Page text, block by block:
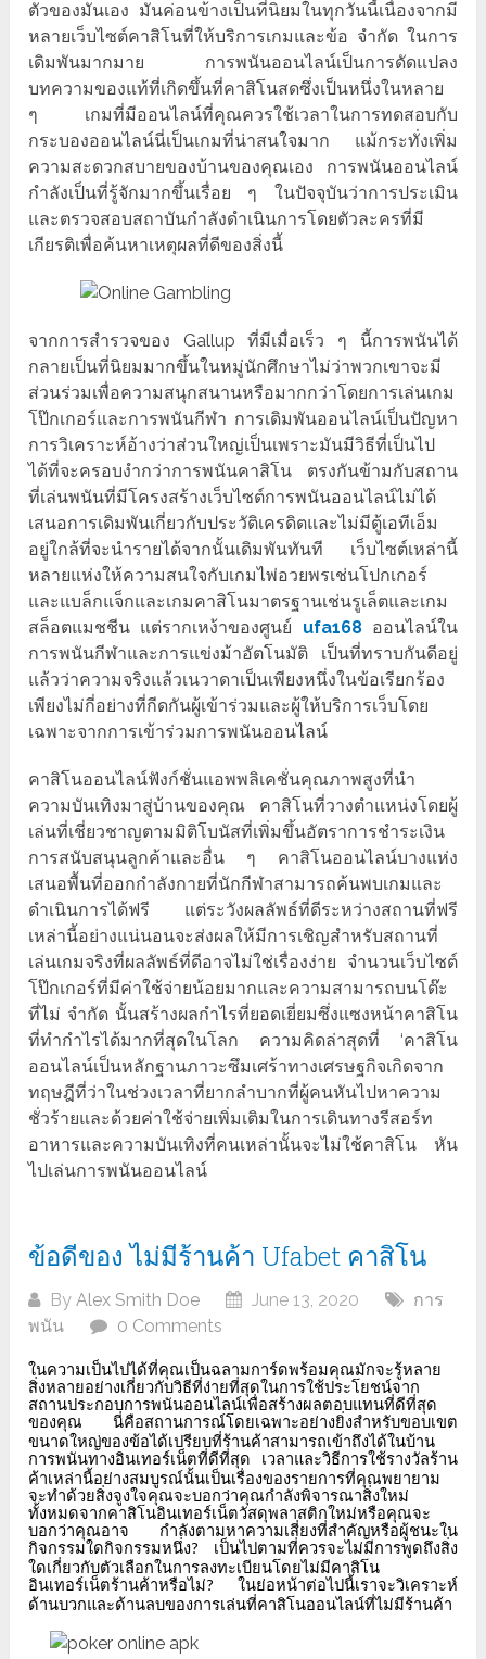
ตัวของมันเอง มันค่อนข้างเป็นที่นิยมในทุกวันนี้เนื่องจากมี
หลายเว็บไซต์คาสิโนที่ให้บริการเกมและข้อ จำกัด ในการ
เดิมพันมากมาย การพนันออนไลน์เป็นการดัดแปลง
บทความของแท้ที่เกิดขึ้นที่คาสิโนสดซึ่งเป็นหนึ่งในหลาย
ๆ เกมที่มีออนไลน์ที่คุณควรใช้เวลาในการทดสอบกับ
กระบองออนไลน์นี่เป็นเกมที่น่าสนใจมาก แม้กระทั่งเพิ่ม
ความสะดวกสบายของบ้านของคุณเอง การพนันออนไลน์
กำลังเป็นที่รู้จักมากขึ้นเรื่อย ๆ ในปัจจุบันว่าการประเมิน
และตรวจสอบสถาบันกำลังดำเนินการโดยตัวละครที่มี
เกียรติเพื่อค้นหาเหตุผลที่ดีของสิ่งนี้
จากการสำรวจของ Gallup ที่มีเมื่อเร็ว ๆ นี้การพนันได้
กลายเป็นที่นิยมมากขึ้นในหมู่นักศึกษาไม่ว่าพวกเขาจะมี
ส่วนร่วมเพื่อความสนุกสนานหรือมากกว่าโดยการเล่นเกม
โป๊กเกอร์และการพนันกีฬา การเดิมพันออนไลน์เป็นปัญหา
การวิเคราะห์อ้างว่าส่วนใหญ่เป็นเพราะมันมีวิธีที่เป็นไป
ได้ที่จะครอบงำกว่าการพนันคาสิโน ตรงกันข้ามกับสถาน
ที่เล่นพนันที่มีโครงสร้างเว็บไซต์การพนันออนไลน์ไม่ได้
เสนอการเดิมพันเกี่ยวกับประวัติเครดิตและไม่มีตู้เอทีเอ็ม
อยู่ใกล้ที่จะนำรายได้จากนั้นเดิมพันทันที เว็บไซต์เหล่านี้
หลายแห่งให้ความสนใจกับเกมไพ่อวยพรเช่นโปกเกอร์
และแบล็กแจ็กและเกมคาสิโนมาตรฐานเช่นรูเล็ตและเกม
สล็อตแมชชีน แต่รากเหง้าของศูนย์ ufa168ออนไลน์ใน
การพนันกีฬาและการแข่งม้าอัตโนมัติ เป็นที่ทราบกันดีอยู่
แล้วว่าความจริงแล้วเนวาดาเป็นเพียงหนึ่งในข้อเรียกร้อง
เพียงไม่กี่อย่างที่กีดกันผู้เข้าร่วมและผู้ให้บริการเว็บโดย
เฉพาะจากการเข้าร่วมการพนันออนไลน์
คาสิโนออนไลน์ฟังก์ชั่นแอพพลิเคชั่นคุณภาพสูงที่นำ
ความบันเทิงมาสู่บ้านของคุณ คาสิโนที่วางตำแหน่งโดยผู้
เล่นที่เชี่ยวชาญตามมิติโบนัสที่เพิ่มขึ้นอัตราการชำระเงิน
การสนับสนุนลูกค้าและอื่น ๆ คาสิโนออนไลน์บางแห่ง
เสนอพื้นที่ออกกำลังกายที่นักกีฬาสามารถค้นพบเกมและ
ดำเนินการได้ฟรี แต่ระวังผลลัพธ์ที่ดีระหว่างสถานที่ฟรี
เหล่านี้อย่างแน่นอนจะส่งผลให้มีการเชิญสำหรับสถานที่
เล่นเกมจริงที่ผลลัพธ์ที่ดีอาจไม่ใช่เรื่องง่าย จำนวนเว็บไซต์
โป๊กเกอร์ที่มีค่าใช้จ่ายน้อยมากและความสามารถบนโต๊ะ
ที่ไม่ จำกัด นั้นสร้างผลกำไรที่ยอดเยี่ยมซึ่งแซงหน้าคาสิโน
ที่ทำกำไรได้มากที่สุดในโลก ความคิดล่าสุดที่ ‘คาสิโน
ออนไลน์เป็นหลักฐานภาวะซึมเศร้าทางเศรษฐกิจเกิดจาก
ทฤษฎีที่ว่าในช่วงเวลาที่ยากลำบากที่ผู้คนหันไปหาความ
ชั่วร้ายและด้วยค่าใช้จ่ายเพิ่มเติมในการเดินทางรีสอร์ท
อาหารและความบันเทิงที่คนเหล่านั้นจะไม่ใช้คาสิโน หัน
ไปเล่นการพนันออนไลน์
ข้อดีของ ไม่มีร้านค้า Ufabet คาสิโน
By Alex Smith Doe June 13, 2020
การ
พนัน
0 Comments
ในความเป็นไปได้ที่คุณเป็นฉลามการ์ดพร้อมคุณมักจะรู้หลาย
สิ่งหลายอย่างเกี่ยวกับวิธีที่ง่ายที่สุดในการใช้ประโยชน์จาก
สถานประกอบการพนันออนไลน์เพื่อสร้างผลตอบแทนที่ดีที่สุด
ของคุณ
นี่คือสถานการณ์โดยเฉพาะอย่างยิ่งสำหรับขอบเขต
ขนาดใหญ่ของข้อได้เปรียบที่ร้านค้าสามารถเข้าถึงได้ในบ้าน
การพนันทางอินเทอร์เน็ตที่ดีที่สุด
เวลาและวิธีการใช้รางวัลร้าน
ค้าเหล่านี้อย่างสมบูรณ์นั้นเป็นเรื่องของรายการที่คุณพยายาม
จะทำด้วยสิ่งจูงใจคุณจะบอกว่าคุณกำลังพิจารณาสิ่งใหม่
ทั้งหมดจากคาสิโนอินเทอร์เน็ตวัสดุพลาสติกใหม่หรือคุณจะ
บอกว่าคุณอาจ
กำลังตามหาความเสี่ยงที่สำคัญหรือผู้ชนะใน
กิจกรรมใดกิจกรรมหนึ่ง? เป็นไปตามที่ควรจะไม่มีการพูดถึงสิ่ง
ใดเกี่ยวกับตัวเลือกในการลงทะเบียนโดยไม่มีคาสิโน
อินเทอร์เน็ตร้านค้าหรือไม่? ในย่อหน้าต่อไปนี้เราจะวิเคราะห์
ด้านบวกและด้านลบของการเล่นที่คาสิโนออนไลน์ที่ไม่มีร้านค้า